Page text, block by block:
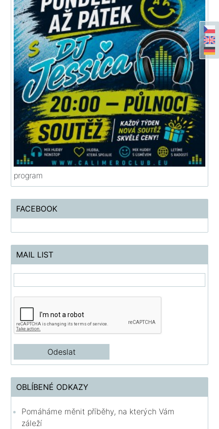
program
FACEBOOK
MAIL LIST
OBLÍBENÉ ODKAZY
Pomáháme měnit příběhy, na kterých Vám
záleží